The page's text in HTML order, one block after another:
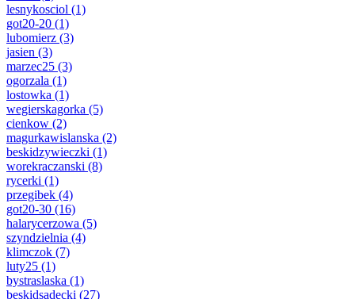
lesnykosciol (1)
got20-20 (1)
lubomierz (3)
jasien (3)
marzec25 (3)
ogorzala (1)
lostowka (1)
wegierskagorka (5)
cienkow (2)
magurkawislanska (2)
beskidzywieczki (1)
worekraczanski (8)
rycerki (1)
przegibek (4)
got20-30 (16)
halarycerzowa (5)
szyndzielnia (4)
klimczok (7)
luty25 (1)
bystraslaska (1)
beskidsadecki (27)